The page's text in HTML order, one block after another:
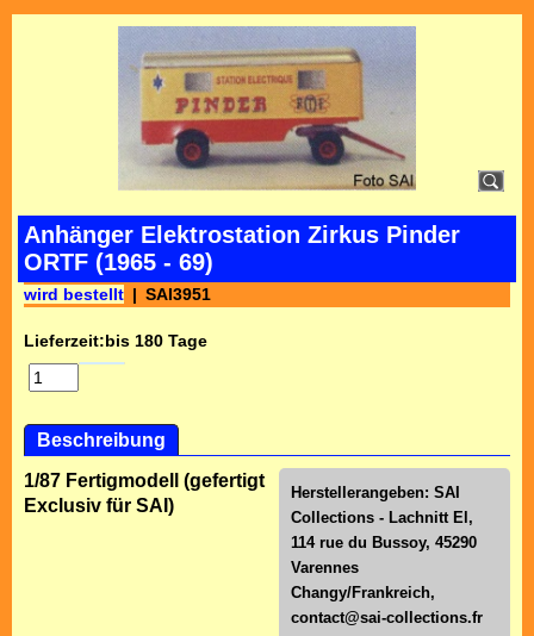
Anhänger Elektrostation Zirkus Pinder
ORTF (1965 - 69)
wird bestellt SAI3951
Lieferzeit:bis 180 Tage
Beschreibung
Herstellerangeben: SAI
Collections - Lachnitt El,
114 rue du Bussoy, 45290
Varennes
Changy/Frankreich,
contact@sai-collections.fr
1/87 Fertigmodell (gefertigt
Exclusiv für SAI)